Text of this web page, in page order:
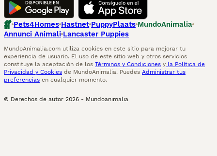
Pets4Homes Hastnet PuppyPlaats MundoAnimalia
Annunci Animali Lancaster Puppies
MundoAnimalia.com utiliza cookies en este sitio para mejorar tu
experiencia de usuario. El uso de este sitio web y otros servicios
constituye la aceptación de los Términos y Condiciones y la Política de
Privacidad y Cookies de MundoAnimalia. Puedes Administrar tus
preferencias en cualquier momento.
© Derechos de autor 2026 - Mundoanimalia